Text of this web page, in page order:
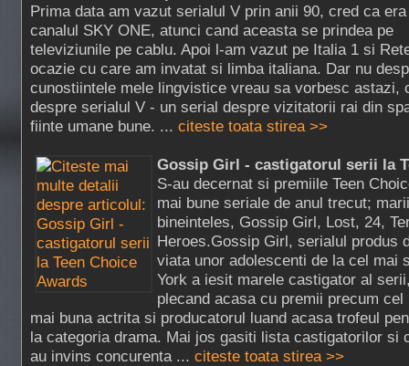
Prima data am vazut serialul V prin anii 90, cred ca
canalul SKY ONE, atunci cand aceasta se prindea pe
televiziunile pe cablu. Apoi l-am vazut pe Italia 1 si
ocazie cu care am invatat si limba italiana. Dar nu
cunostiintele mele lingvistice vreau sa vorbesc astazi,
despre serialul V - un serial despre vizitatorii rai din
fiinte umane bune. ... citeste toata stirea >>
Gossip Girl - castigatorul serii la
S-au decernat si premiile Teen
mai bune seriale de anul trecut;
bineinteles, Gossip Girl, Lost, 24,
Heroes.Gossip Girl, serialul produs
viata unor adolescenti de la cel mai
York a iesit marele castigator al
plecand acasa cu premii precum
mai buna actrita si producatorul luand acasa trofeul
la categoria drama. Mai jos gasiti lista castigatorilor si
au invins concurenta ... citeste toata stirea >>